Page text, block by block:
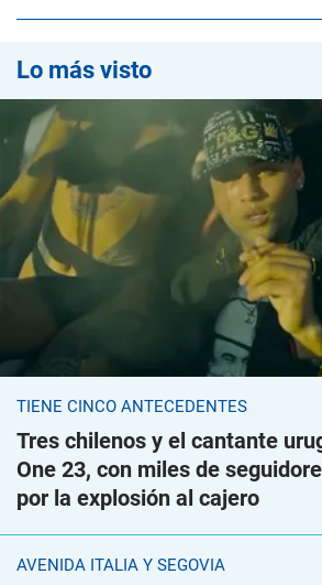
Lo más visto
TIENE CINCO ANTECEDENTES
Tres chilenos y el cantante
One 23, con miles de
por la explosión al cajero
AVENIDA ITALIA Y SEGOVIA